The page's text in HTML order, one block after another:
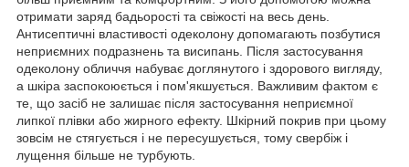
отримати заряд бадьорості та свіжості на весь день.
Антисептичні властивості одеколону допомагають позбутися
неприємних подразнень та висипань. Після застосування
одеколону обличчя набуває доглянутого і здорового вигляду,
а шкіра заспокоюється і пом'якшується. Важливим фактом є
те, що засіб не залишає після застосування неприємної
липкої плівки або жирного ефекту. Шкірний покрив при цьому
зовсім не стягується і не пересушується, тому свербіж і
лущення більше не турбують.